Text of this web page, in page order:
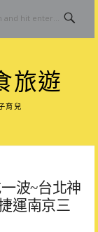
旅遊
育兒
波~台北神
運南京三